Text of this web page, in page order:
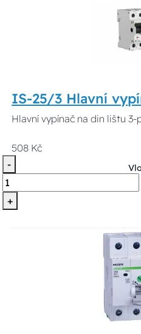
IS-25/3 Hlavní
Hlavní vypínač na din lištu
508 Kč
-
+